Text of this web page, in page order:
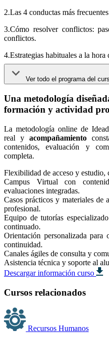
2.Las 4 conductas más
3.Cómo resolver conflictos:
conflictos.
4.Estrategias habituales a la
Ver todo el programa del
Una metodología
formación y actividad
La metodología online de
real y acompañamiento
contenidos, evaluación y
completa.
Flexibilidad de acceso y
Campus Virtual con
evaluaciones integradas.
Casos prácticos y materiales de
profesional.
Equipo de tutorías
continuado.
Orientación personalizada
continuidad.
Canales ágiles de consulta y
Asistencia técnica y soporte al
Descargar información curso
Cursos relacionados
Recursos Humanos